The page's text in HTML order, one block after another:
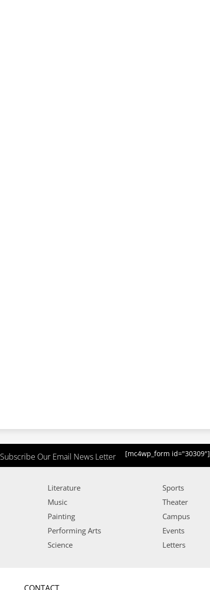
Subscribe Our Email News Letter [mc4wp_form id="30309"]
Literature
Music
Painting
Performing Arts
Science
Sports
Theater
Campus
Events
Letters